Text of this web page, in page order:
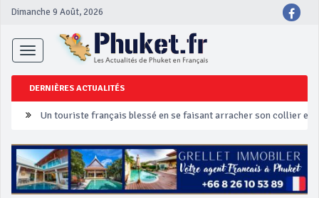
Dimanche 9 Août, 2026
Toggle
navigation
DERNIÈRES ACTUALITÉS
Un touriste français blessé en se faisant arracher son collier en
Phuket Peranakan Festival
‘Phuket Eye’ assurera la sécurité pendant Songkran